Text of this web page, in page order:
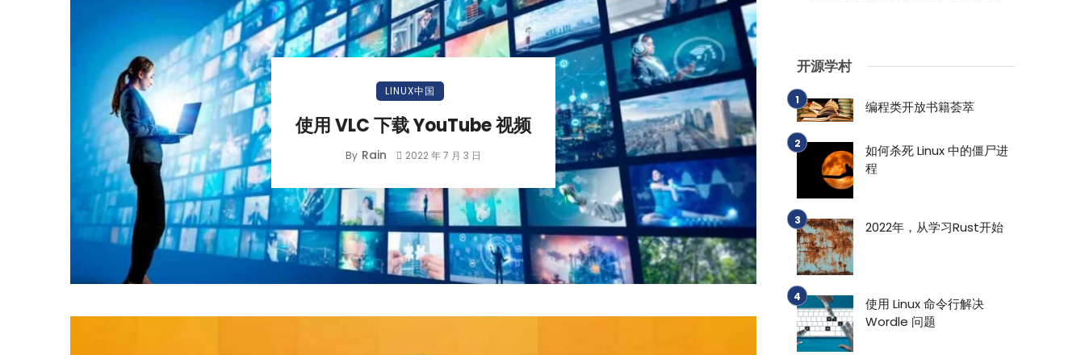
LINUX中国
使用 VLC 下载 YouTube 视频
By Rain 2022 年 7 月 3 日
开源学村
编程类开放书籍荟萃
如何杀死 Linux 中的僵尸进
程
2022年，从学习Rust开始
使用 Linux 命令行解决
Wordle 问题